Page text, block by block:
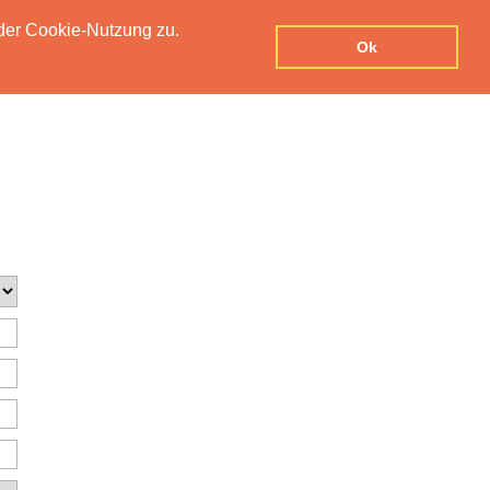
Cookie-Nutzung zu.
Ok
IMPRESSUM KONTAKT